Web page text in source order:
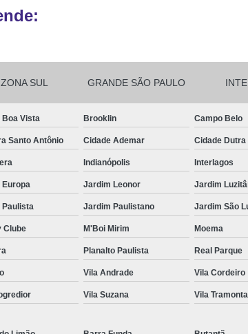
ZONA SUL GRANDE SÃO PAULO
Boa Vista Brooklin Campo Belo
Santo Antônio Cidade Ademar Cidade Dutra
Indianópolis Interlagos
Jardim Leonor Jardim
Jardim Paulistano Jardim São
Clube M'Boi Mirim Moema
Planalto Paulista Real Parque
Vila Andrade Vila Cordeiro
Vila Suzana Vila